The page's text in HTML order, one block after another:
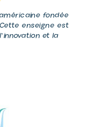
fondée
enseigne est
et la